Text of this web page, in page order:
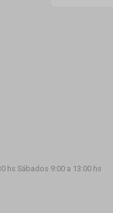
hs Sábados 9:00 a 13:00 hs